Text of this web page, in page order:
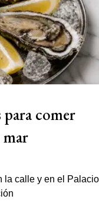
para comer
mar